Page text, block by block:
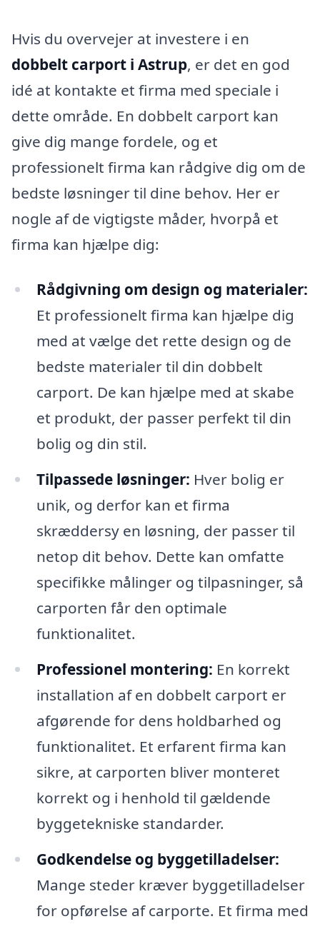
Hvis du overvejer at investere i en
dobbelt carport i Astrup, er det en god
idé at kontakte et firma med speciale i
dette område. En dobbelt carport kan
give dig mange fordele, og et
professionelt firma kan rådgive dig om de
bedste løsninger til dine behov. Her er
nogle af de vigtigste måder, hvorpå et
firma kan hjælpe dig:
Rådgivning om design og materialer:
Et professionelt firma kan hjælpe dig
med at vælge det rette design og de
bedste materialer til din dobbelt
carport. De kan hjælpe med at skabe
et produkt, der passer perfekt til din
bolig og din stil.
Tilpassede løsninger: Hver bolig er
unik, og derfor kan et firma
skræddersy en løsning, der passer til
netop dit behov. Dette kan omfatte
specifikke målinger og tilpasninger, så
carporten får den optimale
funktionalitet.
Professionel montering: En korrekt
installation af en dobbelt carport er
afgørende for dens holdbarhed og
funktionalitet. Et erfarent firma kan
sikre, at carporten bliver monteret
korrekt og i henhold til gældende
byggetekniske standarder.
Godkendelse og byggetilladelser:
Mange steder kræver byggetilladelser
for opførelse af carporte. Et firma med